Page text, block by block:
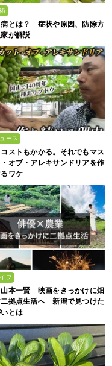
病とは？ 症状や原因、防除方
が解説
ース
ストもかかる。それでもマス
オブ・アレキサンドリアを作
ワケ
フ
山本一賢 映画をきっかけに畑
二拠点生活へ 新潟で見つけた
とは